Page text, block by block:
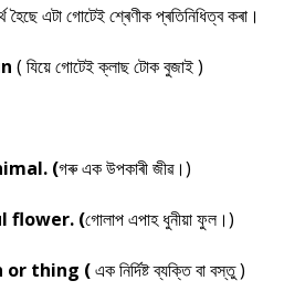
এটা গোটেই শ্ৰেণীক প্ৰতিনিধিত্ব কৰা।
( যিয়ে গোটেই ক্লাছ টোক বুজাই )
(গৰু এক উপকাৰী জীৱ।)
flower. (গোলাপ এপাহ ধুনীয়া ফুল।)
or thing (এক নিৰ্দিষ্ট ব্যক্তি বা বস্তু )